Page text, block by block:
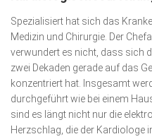
Spezialisiert hat sich das
Medizin und Chirurgie. Der
verwundert es nicht, dass sich
zwei Dekaden gerade auf das
konzentriert hat. Insgesamt
durchgeführt wie bei einem
sind es längt nicht nur die
Herzschlag, die der Kardiologe